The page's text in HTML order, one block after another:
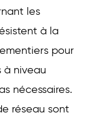
les
à la
pour
à niveau
nécessaires.
réseau sont